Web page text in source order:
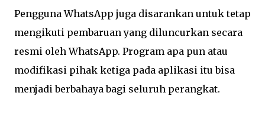
Pengguna WhatsApp juga disarankan untuk tetap
mengikuti pembaruan yang diluncurkan secara
resmi oleh WhatsApp. Program apa pun atau
modifikasi pihak ketiga pada aplikasi itu bisa
menjadi berbahaya bagi seluruh perangkat.